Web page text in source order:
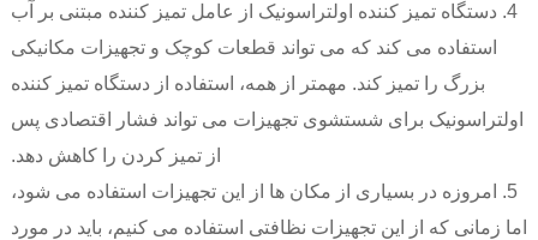
4. دستگاه تمیز کننده اولتراسونیک از عامل تمیز کننده مبتنی بر آب
استفاده می کند که می تواند قطعات کوچک و تجهیزات مکانیکی
بزرگ را تمیز کند. مهمتر از همه، استفاده از دستگاه تمیز کننده
اولتراسونیک برای شستشوی تجهیزات می تواند فشار اقتصادی پس
از تمیز کردن را کاهش دهد.
5. امروزه در بسیاری از مکان ها از این تجهیزات استفاده می شود،
اما زمانی که از این تجهیزات نظافتی استفاده می کنیم، باید در مورد